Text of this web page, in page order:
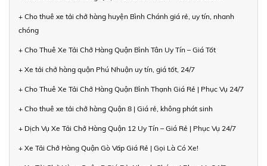
+ Cho thuê xe tải chở hàng huyện Bình Chánh giá rẻ, uy tín, nhanh
chóng
+ Cho Thuê Xe Tải Chở Hàng Quận Bình Tân Uy Tín – Giá Tốt
+ Xe tải chở hàng quận Phú Nhuận uy tín, giá tốt, 24/7
+ Cho Thuê Xe Tải Chở Hàng Quận Bình Thạnh Giá Rẻ | Phục Vụ 24/7
+ Cho thuê xe tải chở hàng Quận 8 | Giá rẻ, không phát sinh
+ Dịch Vụ Xe Tải Chở Hàng Quận 12 Uy Tín – Giá Rẻ | Phục Vụ 24/7
+ Xe Tải Chở Hàng Quận Gò Vấp Giá Rẻ | Gọi Là Có Xe!